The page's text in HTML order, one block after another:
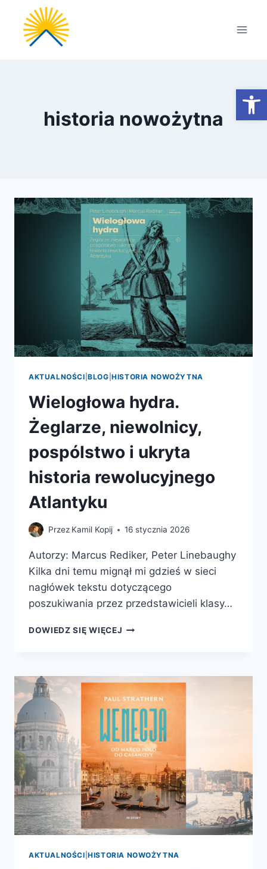
Przejdź
treści
historia nowożytna
AKTUALNOŚCI |BLOG |HISTORIA NOWOŻYTNA
Wielogłowa hydra.
Żeglarze, niewolnicy,
pospólstwo i ukryta
historia rewolucyjnego
Atlantyku
Przez Kamil Kopij 16 stycznia 2026
Autorzy: Marcus Rediker, Peter Linebaughy
Kilka dni temu mignął mi gdzieś w sieci
nagłówek tekstu dotyczącego
poszukiwania przez przedstawicieli klasy…
DOWIEDZ SIĘ WIĘCEJ WIELOGŁOWA
POSPÓLSTWO
UKRYTA
HISTORIA
REWOLUCYJNEGO
ATLANTYKU
AKTUALNOŚCI |HISTORIA NOWOŻYTNA